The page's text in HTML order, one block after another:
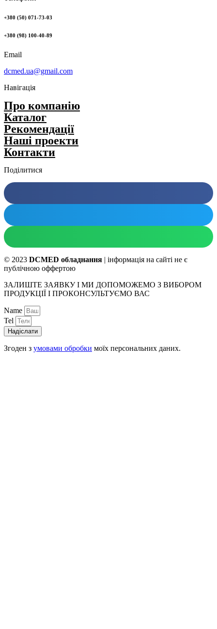
+380 (50) 071-73-03
+380 (98) 100-40-89
Email
dcmed.ua@gmail.com
Навігація
Про компанію
Каталог
Рекомендації
Нашi проекти
Контакти
Поділитися
© 2023 DCMED обладнання | інформація на сайті не є
публічною оффертою
ЗАЛИШТЕ ЗАЯВКУ І МИ ДОПОМОЖЕМО З ВИБОРОМ
ПРОДУКЦІЇ І ПРОКОНСУЛЬТУЄМО ВАС
Name
Tel
Надіслати
Згоден з умовами обробки моїх персональних даних.